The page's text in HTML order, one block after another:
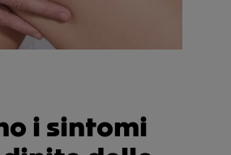
i sintomi